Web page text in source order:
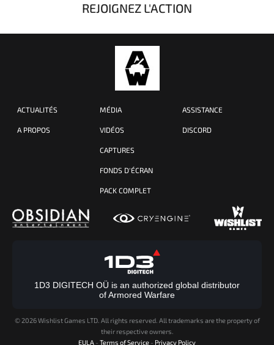
REJOIGNEZ L'ACTION
ACTUALITÉS
A PROPOS
MÉDIA
VIDÉOS
CAPTURES
FONDS D'ÉCRAN
PACK COMPLET
ASSISTANCE
DISCORD
1D3 DIGITECH OÜ is an authorized global distributor
of Armored Warfare
© 2026 Wishlist Games LTD. All rights reserved. All trademarks are the property of
their respective owners.
EULA - Terms of Service - Privacy Policy